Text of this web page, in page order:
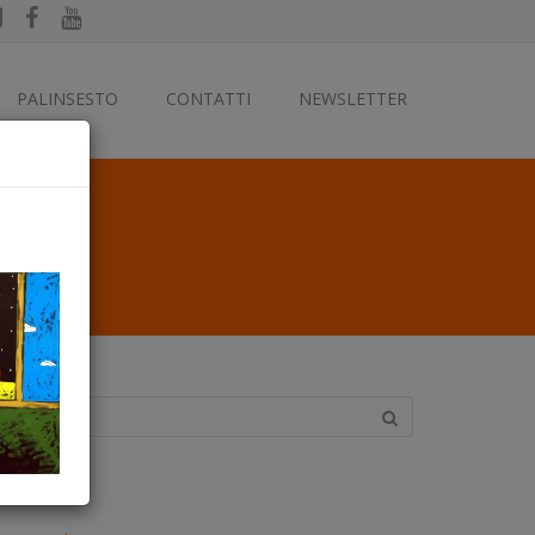
PALINSESTO CONTATTI NEWSLETTER